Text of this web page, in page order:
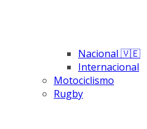
Nacional 🇻🇪
Internacional
Motociclismo
Rugby